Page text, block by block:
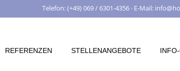
Telefon: (+49) 069 / 6301-4356 · E-Mail:
REFERENZEN STELLENANGEBOTE